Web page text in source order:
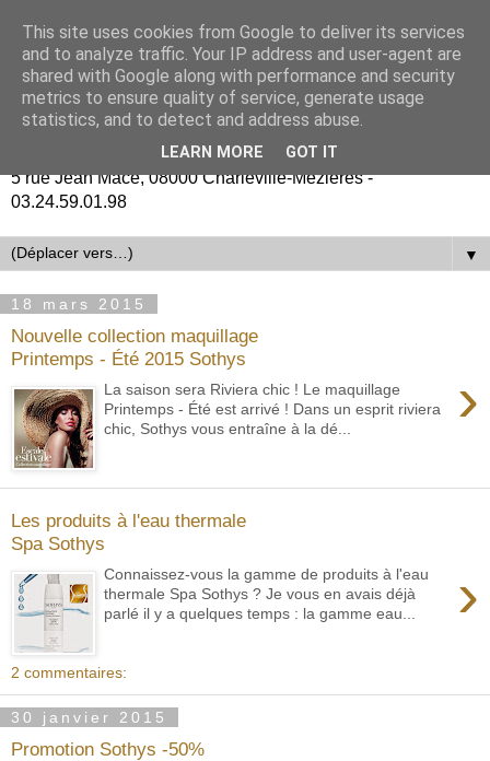
5 rue Jean Macé, 08000 Charleville-Mézières -
03.24.59.01.98
▼
18 mars 2015
Nouvelle collection maquillage
Printemps - Été 2015 Sothys
›
La saison sera Riviera chic ! Le maquillage
Printemps - Été est arrivé ! Dans un esprit riviera
chic, Sothys vous entraîne à la dé...
Les produits à l'eau thermale
Spa Sothys
›
Connaissez-vous la gamme de produits à l'eau
thermale Spa Sothys ? Je vous en avais déjà
parlé il y a quelques temps : la gamme eau...
2 commentaires:
30 janvier 2015
Promotion Sothys -50%
This site uses cookies from Google to deliver its services
and to analyze traffic. Your IP address and user-agent are
shared with Google along with performance and security
metrics to ensure quality of service, generate usage
statistics, and to detect and address abuse.
LEARN MORE GOT IT